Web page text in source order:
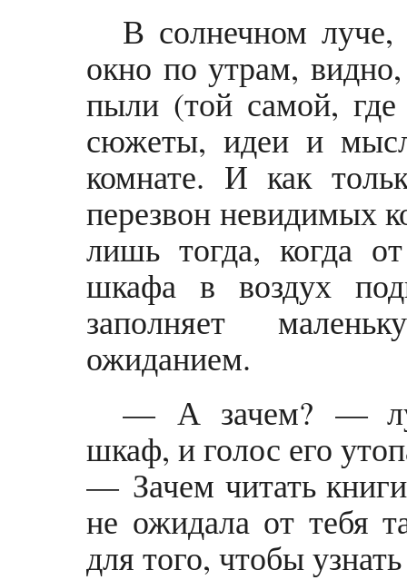
В солнечном луче,
окно по утрам,
пыли (той самой,
сюжеты, идеи и
комнате. И как
перезвон невидимых
лишь тогда, когда
шкафа в воздух
заполняет
ожиданием.
— А зачем? —
шкаф, и голос его
— Зачем читать
не ожидала от тебя
для того, чтобы